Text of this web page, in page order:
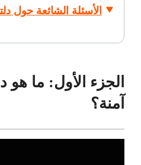
الأسئلة الشائعة حول
الجزء الأول: ما هو
آمنة؟